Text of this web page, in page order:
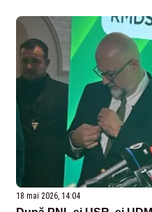
18 mai 2026, 14:04